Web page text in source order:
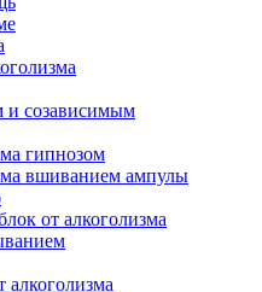
и созависимым
гипнозом
вшиванием ампулы
от алкоголизма
алкоголизма